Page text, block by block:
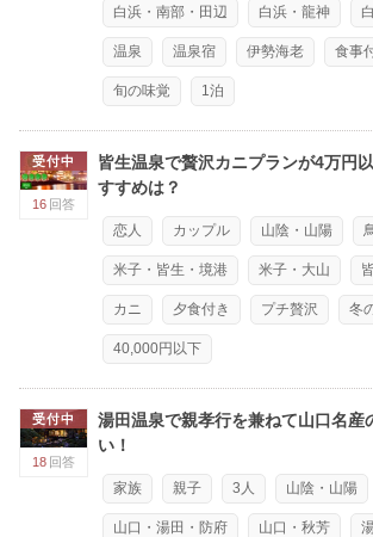
白浜・南部・田辺 白浜・龍神
温泉 温泉宿 伊勢海老 食事
旬の味覚 1泊
受付中
16 回答
皆生温泉で贅沢カニプランが4万円
すすめは？
恋人 カップル 山陰・山陽
米子・皆生・境港 米子・大山
カニ 夕食付き プチ贅沢 冬
40,000円以下
受付中
18 回答
湯田温泉で親孝行を兼ねて山口名産
い！
家族 親子 3人 山陰・山陽
山口・湯田・防府 山口・秋芳